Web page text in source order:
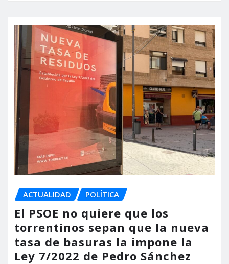
ACTUALIDAD POLÍTICA
El PSOE no quiere que los
torrentinos sepan que la nueva
tasa de basuras la impone la
Ley 7/2022 de Pedro Sánchez